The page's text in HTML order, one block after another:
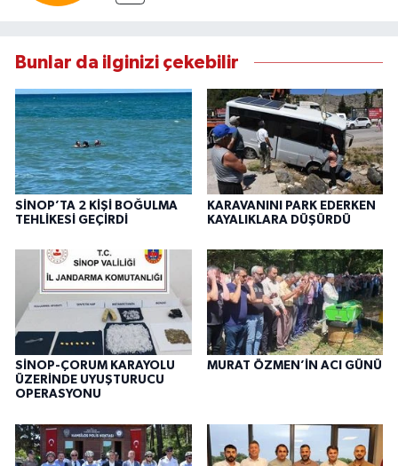
Bunlar da ilginizi çekebilir
SİNOP’TA 2 KİŞİ BOĞULMA
TEHLİKESİ GEÇİRDİ
KARAVANINI PARK EDERKEN
KAYALIKLARA DÜŞÜRDÜ
SİNOP-ÇORUM KARAYOLU
ÜZERİNDE UYUŞTURUCU
OPERASYONU
MURAT ÖZMEN’İN ACI GÜNÜ